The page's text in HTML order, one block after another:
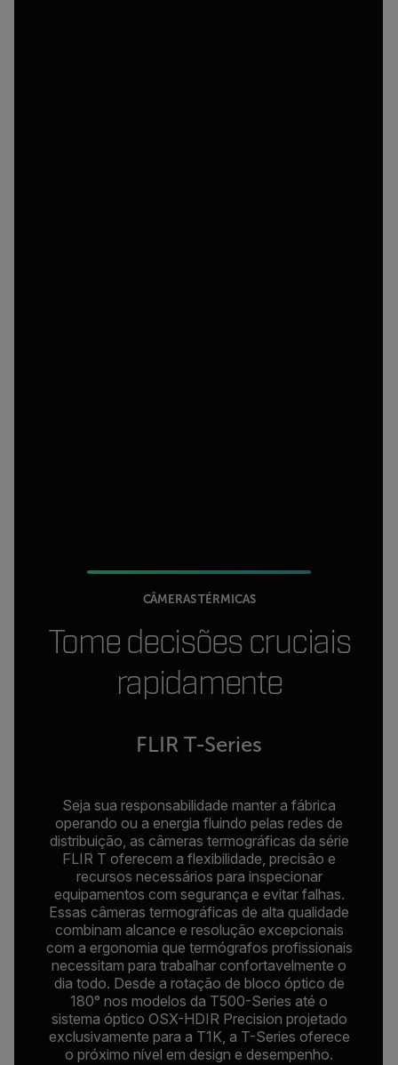
CÂMERAS TÉRMICAS
Tome decisões cruciais
rapidamente
FLIR T-Series
Seja sua responsabilidade manter a fábrica
operando ou a energia fluindo pelas redes de
distribuição, as câmeras termográficas da série
FLIR T oferecem a flexibilidade, precisão e
recursos necessários para inspecionar
equipamentos com segurança e evitar falhas.
Essas câmeras termográficas de alta qualidade
combinam alcance e resolução excepcionais
com a ergonomia que termógrafos profissionais
necessitam para trabalhar confortavelmente o
dia todo. Desde a rotação de bloco óptico de
180° nos modelos da T500-Series até o
sistema óptico OSX-HDIR Precision projetado
exclusivamente para a T1K, a T-Series oferece
o próximo nível em design e desempenho.